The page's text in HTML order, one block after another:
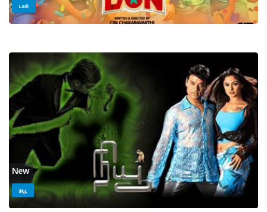
டான்
New
நியூ